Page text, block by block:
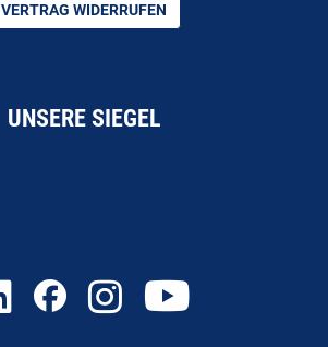
VERTRAG WIDERRUFEN
UNSERE SIEGEL